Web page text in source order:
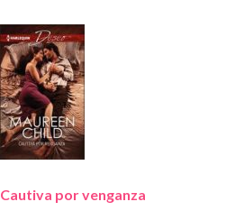
Cautiva por venganza